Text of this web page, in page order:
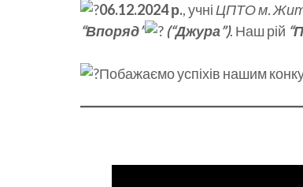
06.12.2024 р., учніЦПТО м.
“Впоряд”
(“Джура”). Наш рій
Побажаємо успіхів нашим